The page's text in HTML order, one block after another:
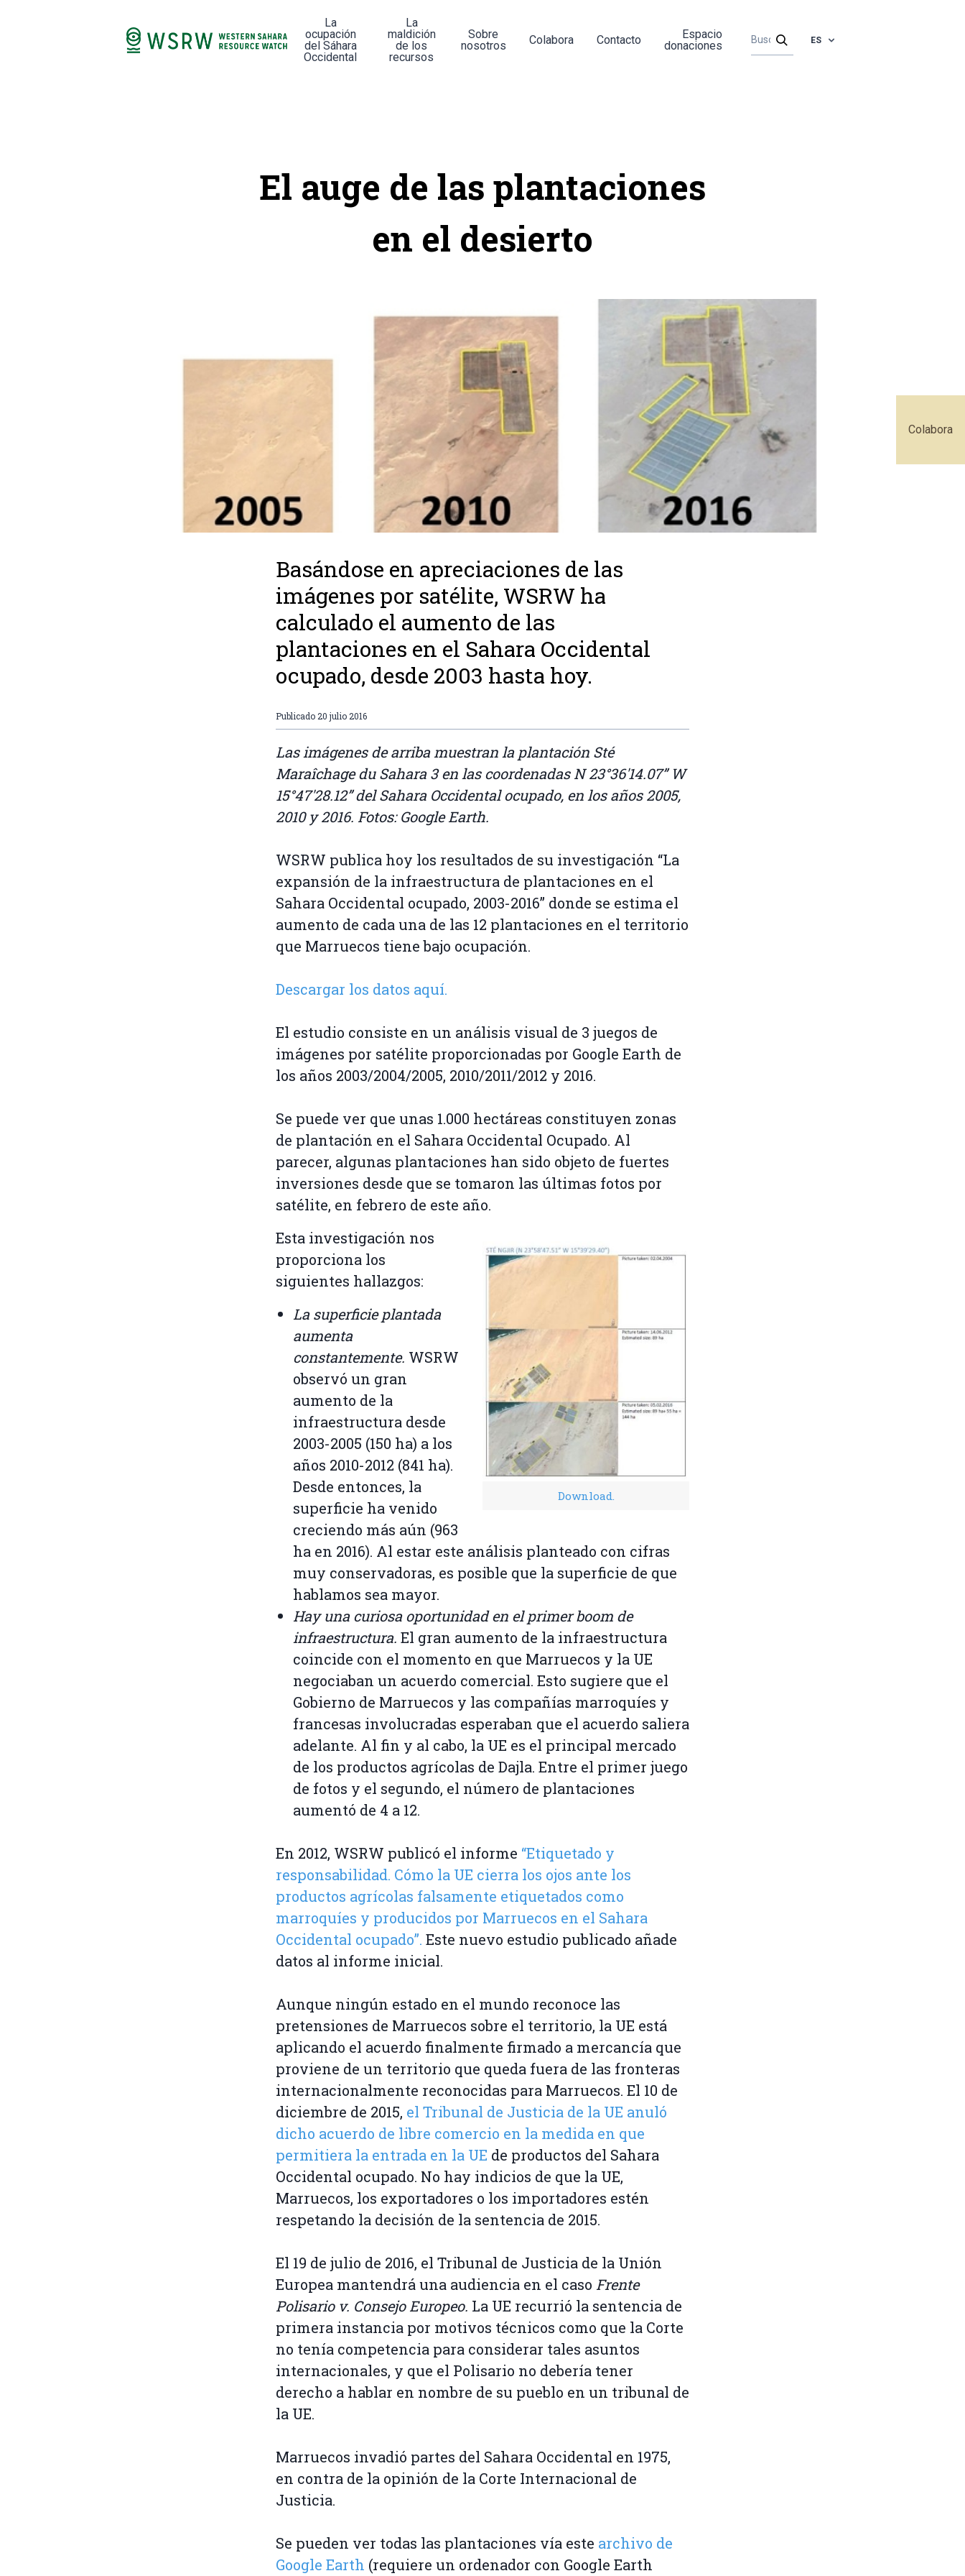
Colabora
La
ocupación
del Sáhara
Occidental
La
maldición
de los
recursos
Sobre
nosotros
Colabora Contacto
Espacio
donaciones
ES
El auge de las plantaciones
en el desierto
Basándose en apreciaciones de las
imágenes por satélite, WSRW ha
calculado el aumento de las
plantaciones en el Sahara Occidental
ocupado, desde 2003 hasta hoy.
Publicado 20 julio 2016
Las imágenes de arriba muestran la plantación Sté
Maraîchage du Sahara 3 en las coordenadas N 23°36'14.07” W
15°47'28.12” del Sahara Occidental ocupado, en los años 2005,
2010 y 2016. Fotos: Google Earth.
WSRW publica hoy los resultados de su investigación “La
expansión de la infraestructura de plantaciones en el
Sahara Occidental ocupado, 2003-2016” donde se estima el
aumento de cada una de las 12 plantaciones en el territorio
que Marruecos tiene bajo ocupación.
Descargar los datos aquí.
El estudio consiste en un análisis visual de 3 juegos de
imágenes por satélite proporcionadas por Google Earth de
los años 2003/2004/2005, 2010/2011/2012 y 2016.
Se puede ver que unas 1.000 hectáreas constituyen zonas
de plantación en el Sahara Occidental Ocupado. Al
parecer, algunas plantaciones han sido objeto de fuertes
inversiones desde que se tomaron las últimas fotos por
satélite, en febrero de este año.
Download.
Esta investigación nos
proporciona los
siguientes hallazgos:
La superficie plantada
aumenta
constantemente. WSRW
observó un gran
aumento de la
infraestructura desde
2003-2005 (150 ha) a los
años 2010-2012 (841 ha).
Desde entonces, la
superficie ha venido
creciendo más aún (963
ha en 2016). Al estar este análisis planteado con cifras
muy conservadoras, es posible que la superficie de que
hablamos sea mayor.
Hay una curiosa oportunidad en el primer boom de
infraestructura. El gran aumento de la infraestructura
coincide con el momento en que Marruecos y la UE
negociaban un acuerdo comercial. Esto sugiere que el
Gobierno de Marruecos y las compañías marroquíes y
francesas involucradas esperaban que el acuerdo saliera
adelante. Al fin y al cabo, la UE es el principal mercado
de los productos agrícolas de Dajla. Entre el primer juego
de fotos y el segundo, el número de plantaciones
aumentó de 4 a 12.
En 2012, WSRW publicó el informe “Etiquetado y
responsabilidad. Cómo la UE cierra los ojos ante los
productos agrícolas falsamente etiquetados como
marroquíes y producidos por Marruecos en el Sahara
Occidental ocupado”. Este nuevo estudio publicado añade
datos al informe inicial.
Aunque ningún estado en el mundo reconoce las
pretensiones de Marruecos sobre el territorio, la UE está
aplicando el acuerdo finalmente firmado a mercancía que
proviene de un territorio que queda fuera de las fronteras
internacionalmente reconocidas para Marruecos. El 10 de
diciembre de 2015, el Tribunal de Justicia de la UE anuló
dicho acuerdo de libre comercio en la medida en que
permitiera la entrada en la UE de productos del Sahara
Occidental ocupado. No hay indicios de que la UE,
Marruecos, los exportadores o los importadores estén
respetando la decisión de la sentencia de 2015.
El 19 de julio de 2016, el Tribunal de Justicia de la Unión
Europea mantendrá una audiencia en el caso Frente
Polisario v. Consejo Europeo. La UE recurrió la sentencia de
primera instancia por motivos técnicos como que la Corte
no tenía competencia para considerar tales asuntos
internacionales, y que el Polisario no debería tener
derecho a hablar en nombre de su pueblo en un tribunal de
la UE.
Marruecos invadió partes del Sahara Occidental en 1975,
en contra de la opinión de la Corte Internacional de
Justicia.
Se pueden ver todas las plantaciones vía este archivo de
Google Earth (requiere un ordenador con Google Earth